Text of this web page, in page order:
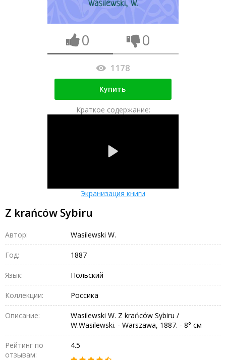
0 0
1178
Купить
Краткое содержание:
Экранизация книги
Z krańców Sybiru
Автор: Wasilewski W.
Год: 1887
Язык: Польский
Коллекции: Россика
Описание:
Wasilewski W. Z krańców Sybiru /
W.Wasilewski. - Warszawa, 1887. - 8° см
Рейтинг по
отзывам:
4.5